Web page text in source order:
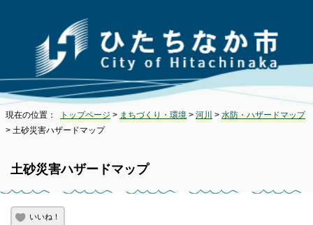
現在の位置： トップページ > まちづくり・環境 > 河川 > 水防・ハザードマップ
> 土砂災害ハザードマップ
土砂災害ハザードマップ
いいね！